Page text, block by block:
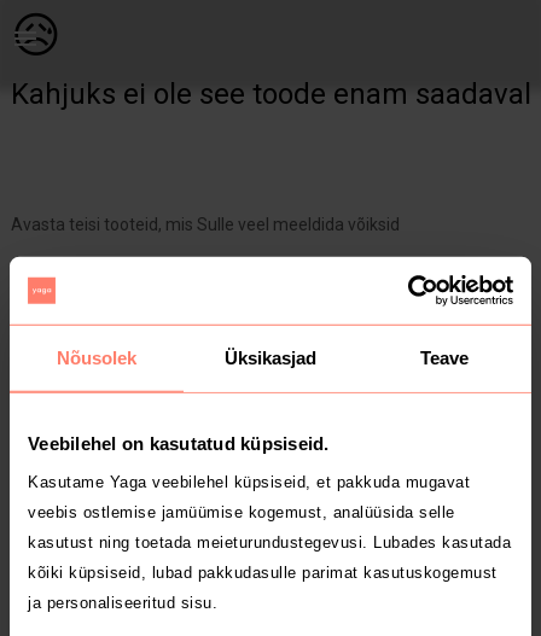
Nõusolek Üksikasjad Teave
Veebilehel on kasutatud küpsiseid.
Kasutame Yaga veebilehel küpsiseid, et pakkuda mugavat
veebis ostlemise jamüümise kogemust, analüüsida selle
kasutust ning toetada meieturundustegevusi. Lubades kasutada
kõiki küpsiseid, lubad pakkudasulle parimat kasutuskogemust
ja personaliseeritud sisu.
😥
Kahjuks ei ole see toode enam saadaval
Avasta teisi tooteid, mis Sulle veel meeldida võiksid